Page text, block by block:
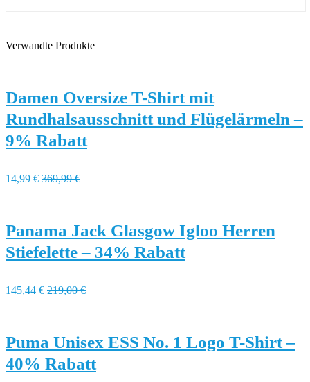
Verwandte Produkte
Damen Oversize T-Shirt mit
Rundhalsausschnitt und Flügelärmeln –
9% Rabatt
14,99 € 369,99 €
Panama Jack Glasgow Igloo Herren
Stiefelette – 34% Rabatt
145,44 € 219,00 €
Puma Unisex ESS No. 1 Logo T-Shirt –
40% Rabatt